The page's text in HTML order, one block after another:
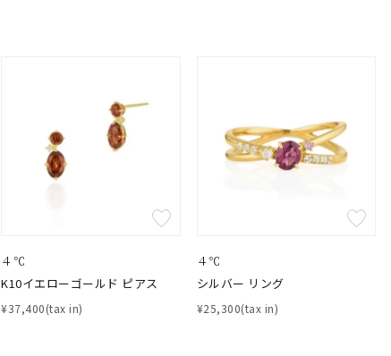
４℃
K10イエローゴールド ピアス
¥37,400(tax in)
４℃
シルバー リング
¥25,300(tax in)